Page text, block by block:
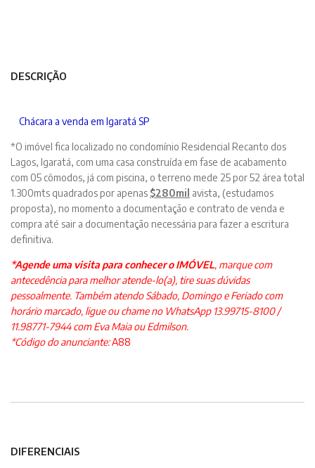
DESCRIÇÃO
Chácara a venda em Igaratá SP
*O imóvel fica localizado no condomínio Residencial Recanto dos
Lagos, Igaratá, com uma casa construída em fase de acabamento
com 05 cômodos, já com piscina, o terreno mede 25 por 52 área total
1.300mts quadrados por apenas $280mil avista, (estudamos
proposta), no momento a documentação e contrato de venda e
compra até sair a documentação necessária para fazer a escritura
definitiva.
*Agende uma visita para conhecer o IMÓVEL, marque com
antecedência para melhor atende-lo(a), tire suas dúvidas
pessoalmente. Também atendo Sábado, Domingo e Feriado com
horário marcado, ligue ou chame no WhatsApp 13.99715-8100 /
11.98771-7944 com Eva Maia ou Edmilson.
*Código do anunciante:A88
DIFERENCIAIS